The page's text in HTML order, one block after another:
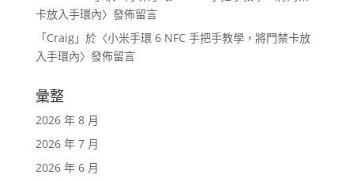
卡放入手環內〉發佈留言
「Craig」於〈小米手環 6 NFC 手把手教學，將門禁卡放
入手環內〉發佈留言
彙整
2026 年 8 月
2026 年 7 月
2026 年 6 月